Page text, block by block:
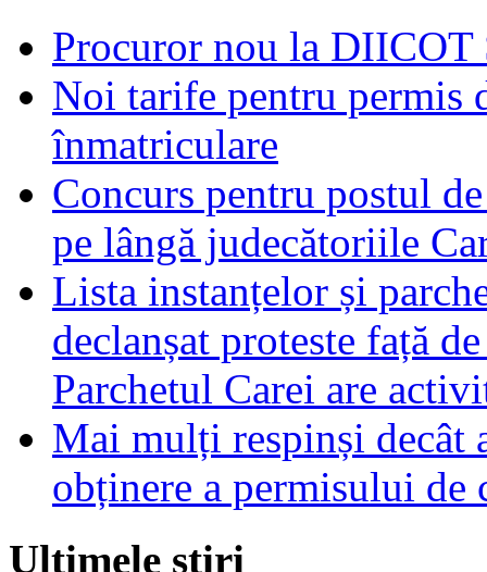
Procuror nou la DIICOT
Noi tarife pentru permis
înmatriculare
Concurs pentru postul
pe lângă judecătoriile
Lista instanțelor și
declanșat proteste față
Parchetul Carei are
Mai mulți respinși decât
obținere a permisului de
Ultimele stiri